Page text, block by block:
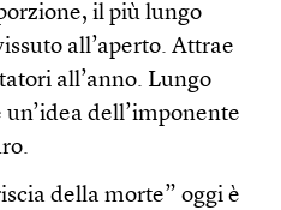
il più lungo
all’aperto. Attrae
all’anno. Lungo
dell’imponente
della morte” oggi è